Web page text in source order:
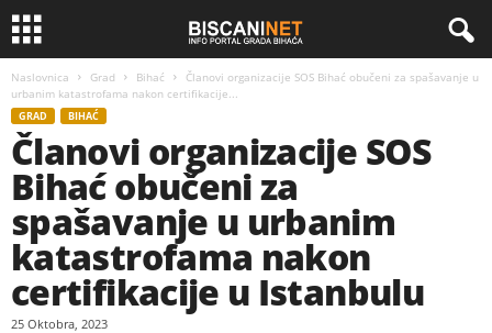
Naslovnica Grad Bihać
Članovi organizacije SOS Bihać obučeni za spašavanje u
urbanim katastrofama nakon certifikacije...
GRAD BIHAĆ
Članovi organizacije SOS
Bihać obučeni za
spašavanje u urbanim
katastrofama nakon
certifikacije u Istanbulu
25 Oktobra, 2023